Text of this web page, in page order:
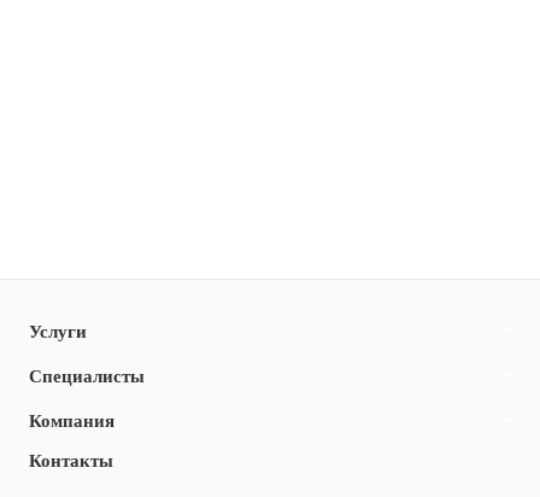
Услуги
Специалисты
Компания
Контакты